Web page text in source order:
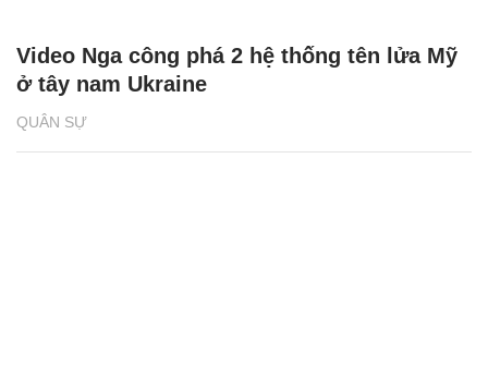
QUÂN SỰ
Video Nga công phá 2 hệ thống tên lửa Mỹ
ở tây nam Ukraine